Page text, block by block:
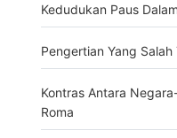
Kedudukan Paus
Pengertian Yang Salah
Kontras Antara
Roma